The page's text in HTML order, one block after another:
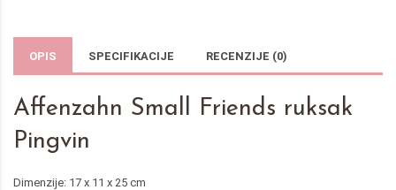
OPIS SPECIFIKACIJE RECENZIJE (0)
Affenzahn Small Friends ruksak
Pingvin
Dimenzije: 17 x 11 x 25 cm